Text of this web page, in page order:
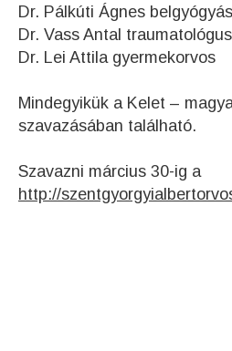
Dr. Pálkúti Ágnes
Dr. Vass Antal traumatológus
Dr. Lei Attila gyermekorvos
Mindegyikük a Kelet –
szavazásában található.
Szavazni március 30-ig a
http://